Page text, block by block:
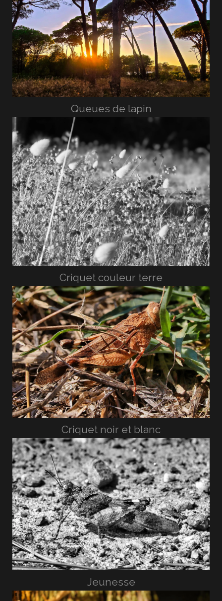
Queues de lapin
Criquet couleur terre
Criquet noir et blanc
Jeunesse